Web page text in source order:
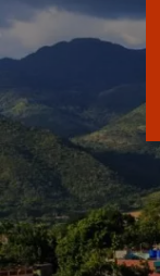
Aller au contenu
Aller à la navigation